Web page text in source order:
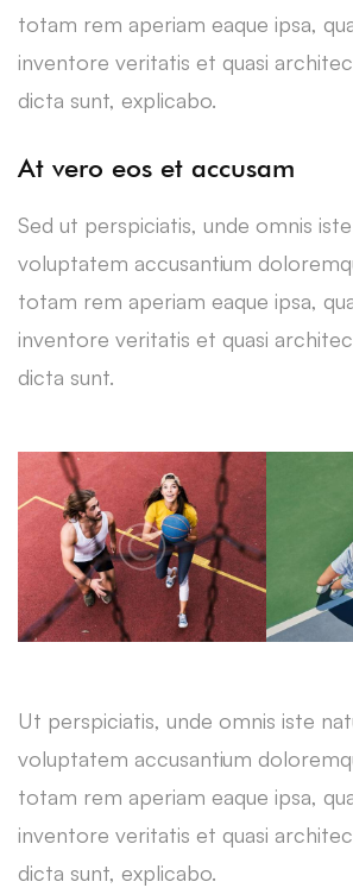
totam rem aperiam eaque ipsa,
inventore veritatis et quasi
dicta sunt, explicabo.
At vero eos et accusam
Sed ut perspiciatis, unde omnis
voluptatem accusantium
totam rem aperiam eaque ipsa,
inventore veritatis et quasi
dicta sunt.
Ut perspiciatis, unde omnis iste
voluptatem accusantium
totam rem aperiam eaque ipsa,
inventore veritatis et quasi
dicta sunt, explicabo.